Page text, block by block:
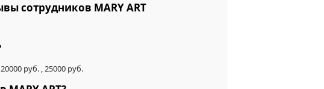
сотрудников MARY ART
руб. , 25000 руб.